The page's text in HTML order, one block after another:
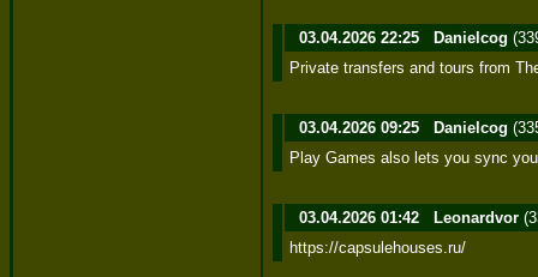
03.04.2026 22:25 Danielcog
Private transfers and tours from
03.04.2026 09:25 Danielcog
Play Games also lets you sync
03.04.2026 01:42 Leonardvor
https://capsulehouses.ru/